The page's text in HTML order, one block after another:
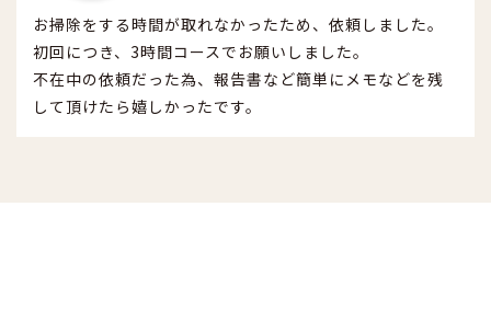
お掃除をする時間が取れなかったため、依頼しました。
初回につき、3時間コースでお願いしました。
不在中の依頼だった為、報告書など簡単にメモなどを残
して頂けたら嬉しかったです。